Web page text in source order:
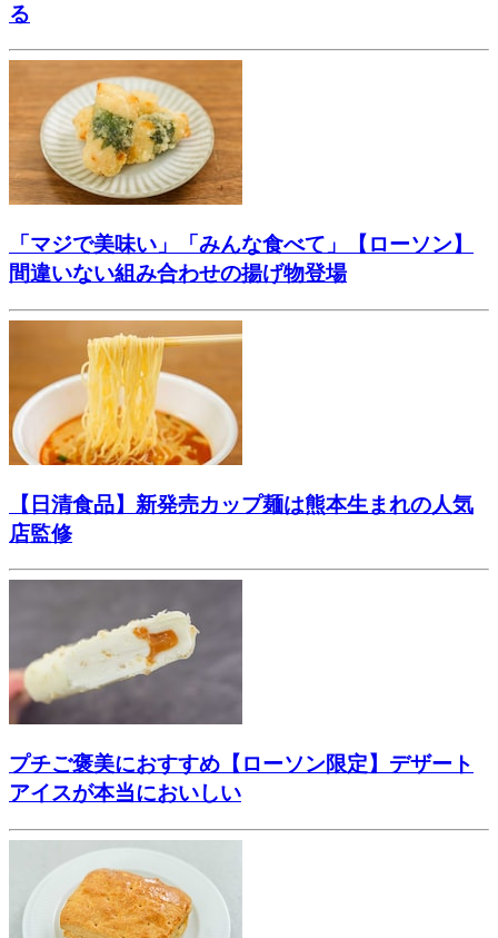
る
「マジで美味い」「みんな食べて」【ローソン】
間違いない組み合わせの揚げ物登場
【日清食品】新発売カップ麺は熊本生まれの人気
店監修
プチご褒美におすすめ【ローソン限定】デザート
アイスが本当においしい